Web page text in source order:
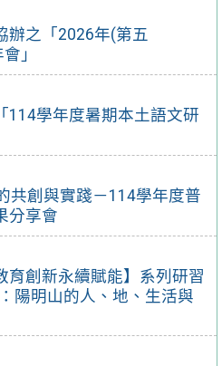
辦之「2026年(第五
」
114學年度暑期本土語文研
共創與實踐－114學年度普
分享會
育創新永續賦能】系列研習
陽明山的人、地、生活與